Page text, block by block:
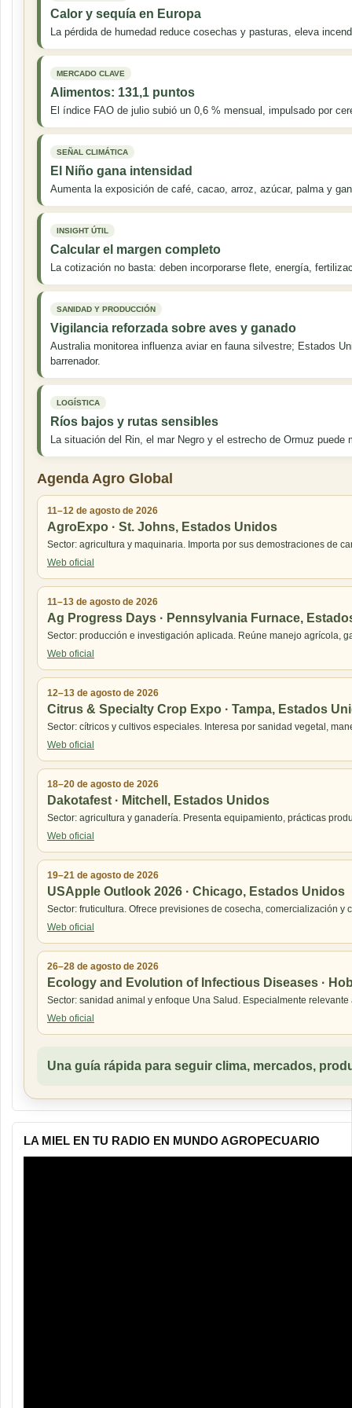
Calor y sequía en Europa
La pérdida de humedad reduce cosechas y pasturas, eleva
MERCADO CLAVE
Alimentos: 131,1 puntos
El índice FAO de julio subió un 0,6 % mensual, impulsado por
SEÑAL CLIMÁTICA
El Niño gana intensidad
Aumenta la exposición de café, cacao, arroz, azúcar, palma y
INSIGHT ÚTIL
Calcular el margen completo
La cotización no basta: deben incorporarse flete, energía,
SANIDAD Y PRODUCCIÓN
Vigilancia reforzada sobre aves y ganado
Australia monitorea influenza aviar en fauna silvestre; Estados
barrenador.
LOGÍSTICA
Ríos bajos y rutas sensibles
La situación del Rin, el mar Negro y el estrecho de Ormuz
Agenda Agro Global
11–12 de agosto de 2026
AgroExpo · St. Johns, Estados Unidos
Sector: agricultura y maquinaria. Importa por sus demostraciones de
Web oficial
11–13 de agosto de 2026
Ag Progress Days · Pennsylvania Furnace,
Sector: producción e investigación aplicada. Reúne manejo agrícola,
Web oficial
12–13 de agosto de 2026
Citrus & Specialty Crop Expo · Tampa, Estados
Sector: cítricos y cultivos especiales. Interesa por sanidad vegetal,
Web oficial
18–20 de agosto de 2026
Dakotafest · Mitchell, Estados Unidos
Sector: agricultura y ganadería. Presenta equipamiento, prácticas
Web oficial
19–21 de agosto de 2026
USApple Outlook 2026 · Chicago, Estados Unidos
Sector: fruticultura. Ofrece previsiones de cosecha, comercialización y
Web oficial
26–28 de agosto de 2026
Ecology and Evolution of Infectious Diseases ·
Sector: sanidad animal y enfoque Una Salud. Especialmente
Web oficial
Una guía rápida para seguir clima, mercados,
LA MIEL EN TU RADIO EN MUNDO AGROPECUARIO